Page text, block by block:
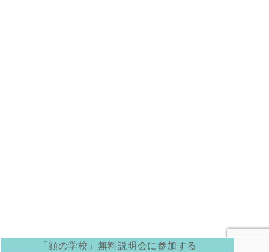
「顔の学校」無料説明会に参加する